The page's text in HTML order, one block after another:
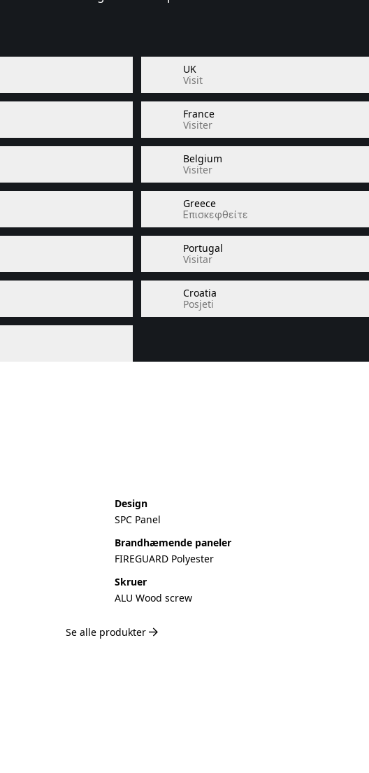
UK
Visit
France
Visiter
Belgium
Visiter
Greece
Επισκεφθείτε
Portugal
Visitar
Croatia
Posjeti
Design
SPC Panel
Brandhæmende paneler
FIREGUARD Polyester
Skruer
ALU Wood screw
Se alle produkter